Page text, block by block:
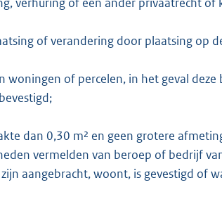
of verandering door plaatsing op
of percelen, in het geval
dan 0,30 m² en geen grotere
vermelden van beroep of bedrijf
aangebracht, woont, is gevestigd of